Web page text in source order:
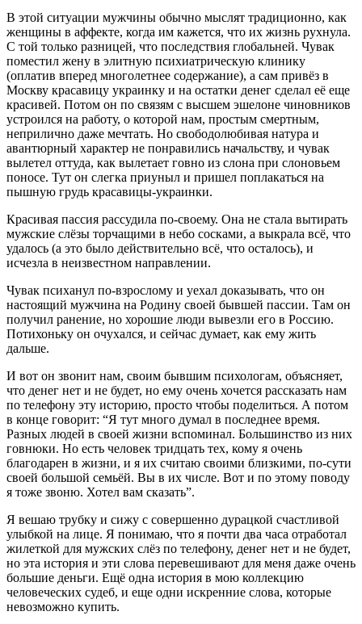
В этой ситуации мужчины обычно мыслят традиционно, как
женщины в аффекте, когда им кажется, что их жизнь рухнула.
С той только разницей, что последствия глобальней. Чувак
поместил жену в элитную психиатрическую клинику
(оплатив вперед многолетнее содержание), а сам привёз в
Москву красавицу украинку и на остатки денег сделал её еще
красивей. Потом он по связям с высшем эшелоне чиновников
устроился на работу, о которой нам, простым смертным,
неприлично даже мечтать. Но свободолюбивая натура и
авантюрный характер не понравились начальству, и чувак
вылетел оттуда, как вылетает говно из слона при слоновьем
поносе. Тут он слегка приуныл и пришел поплакаться на
пышную грудь красавицы-украинки.
Красивая пассия рассудила по-своему. Она не стала вытирать
мужские слёзы торчащими в небо сосками, а выкрала всё, что
удалось (а это было действительно всё, что осталось), и
исчезла в неизвестном направлении.
Чувак психанул по-взрослому и уехал доказывать, что он
настоящий мужчина на Родину своей бывшей пассии. Там он
получил ранение, но хорошие люди вывезли его в Россию.
Потихоньку он очухался, и сейчас думает, как ему жить
дальше.
И вот он звонит нам, своим бывшим психологам, объясняет,
что денег нет и не будет, но ему очень хочется рассказать нам
по телефону эту историю, просто чтобы поделиться. А потом
в конце говорит: “Я тут много думал в последнее время.
Разных людей в своей жизни вспоминал. Большинство из них
говнюки. Но есть человек тридцать тех, кому я очень
благодарен в жизни, и я их считаю своими близкими, по-сути
своей большой семьёй. Вы в их числе. Вот и по этому поводу
я тоже звоню. Хотел вам сказать”.
Я вешаю трубку и сижу с совершенно дурацкой счастливой
улыбкой на лице. Я понимаю, что я почти два часа отработал
жилеткой для мужских слёз по телефону, денег нет и не будет,
но эта история и эти слова перевешивают для меня даже очень
большие деньги. Ещё одна история в мою коллекцию
человеческих судеб, и еще одни искренние слова, которые
невозможно купить.